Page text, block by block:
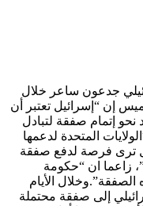
جدعون ساعر خلال
إن “إسرائيل تعتبر أن
نحو إتمام صفقة لتبادل
المتحدة لدعمها
ترى فرصة لدفع صفقة
زاعما ان “حكومة
الصفقة”.وخلال الأيام
إلى صفقة محتملة